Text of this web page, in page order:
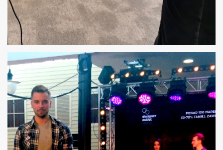
ORGANIZACJA SESJI ZDJĘCIOWEJ W
WARSZAWIE